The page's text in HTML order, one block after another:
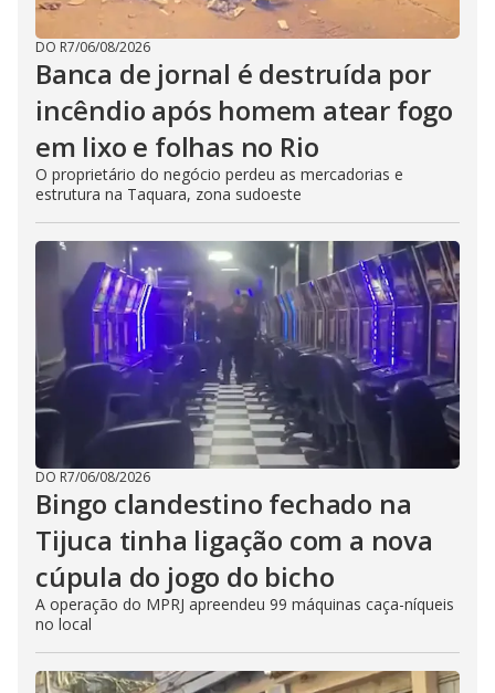
DO R7/06/08/2026
Banca de jornal é destruída por
incêndio após homem atear fogo
em lixo e folhas no Rio
O proprietário do negócio perdeu as mercadorias e
estrutura na Taquara, zona sudoeste
DO R7/06/08/2026
Bingo clandestino fechado na
Tijuca tinha ligação com a nova
cúpula do jogo do bicho
A operação do MPRJ apreendeu 99 máquinas caça-níqueis
no local